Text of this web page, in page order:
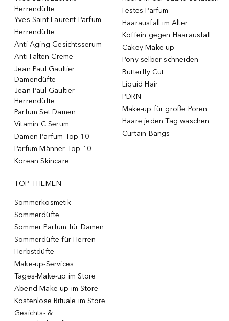
Herrendüfte
Yves Saint Laurent Parfum
Herrendüfte
Anti-Aging Gesichtsserum
Anti-Falten Creme
Jean Paul Gaultier
Damendüfte
Jean Paul Gaultier
Herrendüfte
Parfum Set Damen
Vitamin C Serum
Damen Parfum Top 10
Parfum Männer Top 10
Korean Skincare
Festes Parfum
Haarausfall im Alter
Koffein gegen Haarausfall
Cakey Make-up
Pony selber schneiden
Butterfly Cut
Liquid Hair
PDRN
Make-up für große Poren
Haare jeden Tag waschen
Curtain Bangs
TOP THEMEN
Sommerkosmetik
Sommerdüfte
Sommer Parfum für Damen
Sommerdüfte für Herren
Herbstdüfte
Make-up-Services
Tages-Make-up im Store
Abend-Make-up im Store
Kostenlose Rituale im Store
Gesichts- &